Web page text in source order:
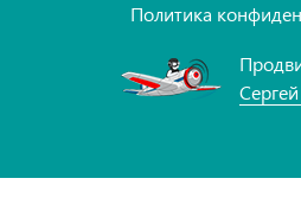
Политика